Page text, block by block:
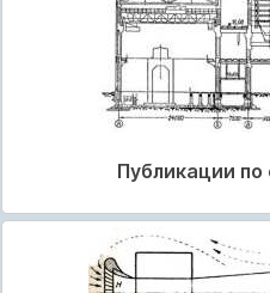
Публикации по